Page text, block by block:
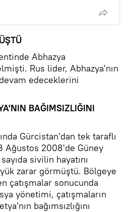
Abhazya
Rus lider, Abhazya'nın
edeceklerini
BAĞIMSIZLIĞINI
Gürcistan'dan tek taraflı
Ağustos 2008'de Güney
sivilin hayatını
zarar görmüştü. Bölgeye
çatışmalar sonucunda
yönetimi, çatışmaların
bağımsızlığını